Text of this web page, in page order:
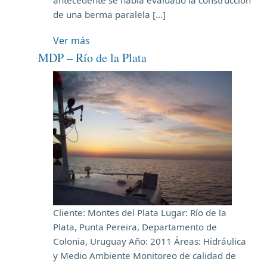
de una berma paralela […]
Ver más
MDP – Río de la Plata
Cliente: Montes del Plata Lugar: Río de la
Plata, Punta Pereira, Departamento de
Colonia, Uruguay Año: 2011 Áreas: Hidráulica
y Medio Ambiente Monitoreo de calidad de